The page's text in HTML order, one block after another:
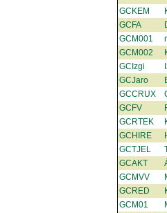
GCKEM
GCFA
GCM001
GCM002
GCIzgi
GCJaro
GCCRUX
GCFV
GCRTEK
GCHIRE
GCTJEL
GCAKT
GCMVV
GCRED
GCM01